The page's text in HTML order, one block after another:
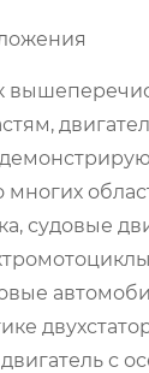
судовые
с